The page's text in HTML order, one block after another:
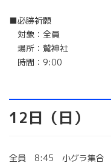
■必勝祈願
対象：全員
場所：鷲神社
時間：9:00
12日（日）
全員 8:45 小グラ集合